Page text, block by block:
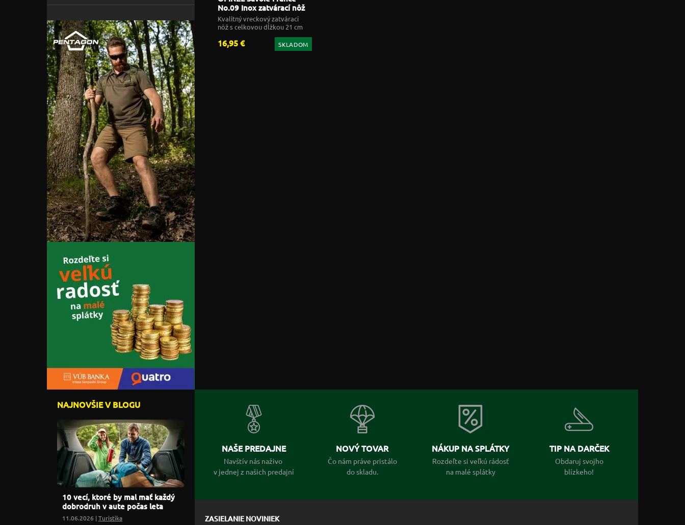
No.09 Inox zatvárací nôž
Kvalitný vreckový zatvárací
nôž s celkovou dĺžkou 21 cm
16,95 € SKLADOM
NAJNOVŠIE V BLOGU
10 vecí, ktoré by mal mať každý
dobrodruh v aute počas leta
11.06.2026 |Turistika
NAŠE PREDAJNE
Navštív nás naživo
v jednej z našich predajní
NOVÝ TOVAR
Čo nám práve pristálo
do skladu.
NÁKUP NA SPLÁTKY
Rozdeľte si veľkú rádosť
na malé splátky
TIP NA DARČEK
Obdaruj svojho
blízkeho!
ZASIELANIE NOVINIEK